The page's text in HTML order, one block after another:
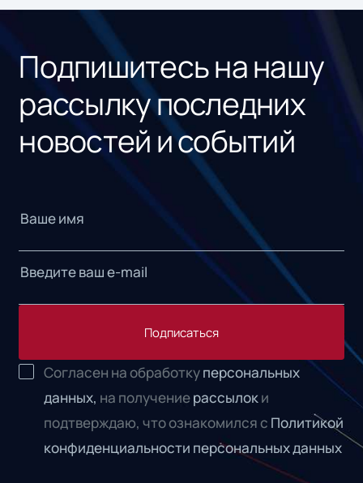
Подпишитесь на нашу
рассылку последних
новостей и событий
Подписаться
Согласен на обработкуперсональных
данных, на получениерассылоки
подтверждаю, что ознакомился с Политикой
конфиденциальности персональных данных